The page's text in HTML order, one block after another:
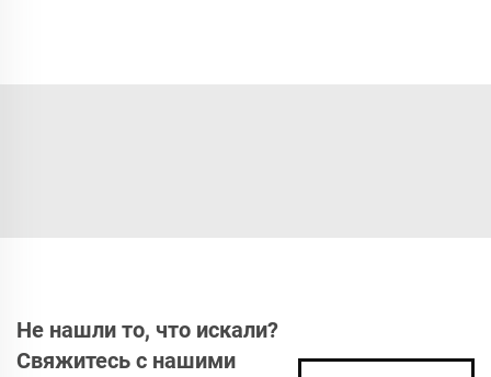
Не нашли то, что искали?
Свяжитесь с нашими